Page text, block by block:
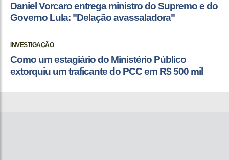
Daniel Vorcaro entrega ministro do Supremo e do
Governo Lula: "Delação avassaladora"
INVESTIGAÇÃO
Como um estagiário do Ministério Público
extorquiu um traficante do PCC em R$ 500 mil